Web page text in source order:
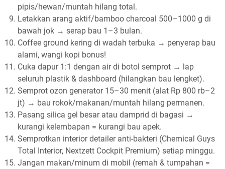
pipis/hewan/muntah hilang total.
Letakkan arang aktif/bamboo charcoal 500–1000 g di
bawah jok → serap bau 1–3 bulan.
Coffee ground kering di wadah terbuka → penyerap bau
alami, wangi kopi bonus!
Cuka dapur 1:1 dengan air di botol semprot → lap
seluruh plastik & dashboard (hilangkan bau lengket).
Semprot ozon generator 15–30 menit (alat Rp 800 rb–2
jt) → bau rokok/makanan/muntah hilang permanen.
Pasang silica gel besar atau damprid di bagasi →
kurangi kelembapan = kurangi bau apek.
Semprotkan interior detailer anti-bakteri (Chemical Guys
Total Interior, Nextzett Cockpit Premium) setiap minggu.
Jangan makan/minum di mobil (remah & tumpahan =